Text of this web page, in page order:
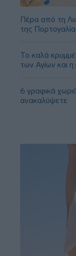
Πέρα από τη
της
Το καλά
των Αγίων και
6 γραφικά
ανακαλύψετε